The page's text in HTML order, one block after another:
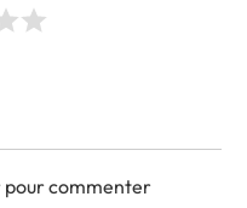
pour commenter